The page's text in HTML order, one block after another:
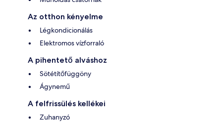
Az otthon kényelme
Légkondicionálás
Elektromos vízforraló
A pihentető alváshoz
Sötétítőfüggöny
Ágynemű
A felfrissülés kellékei
Zuhanyzó